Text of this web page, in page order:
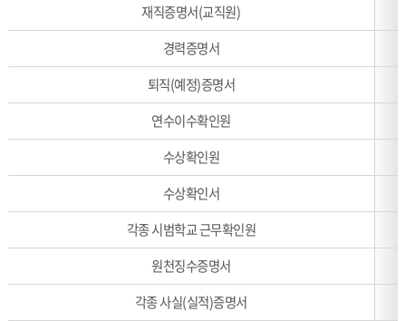
재직증명서(교직원)
경력증명서
퇴직(예정)증명서
연수이수확인원
수상확인원
수상확인서
각종 시범학교 근무확인원
원천징수증명서
각종 사실(실적)증명서